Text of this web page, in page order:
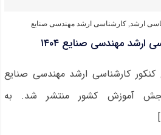
ارشد, کارشناسی ارشد مهندسی صنایع
ارشد مهندسی صنایع ۱۴۰۴
کارشناسی ارشد مهندسی صنایع
سنجش آموزش کشور منتشر شد. به